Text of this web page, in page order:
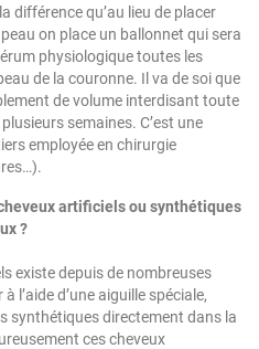
différence qu’au lieu de placer
on place un ballonnet qui sera
physiologique toutes les
de la couronne. Il va de soi que
de volume interdisant toute
semaines. C’est une
employée en chirurgie
artificiels ou synthétiques
?
existe depuis de nombreuses
l’aide d’une aiguille spéciale,
synthétiques directement dans la
ces cheveux